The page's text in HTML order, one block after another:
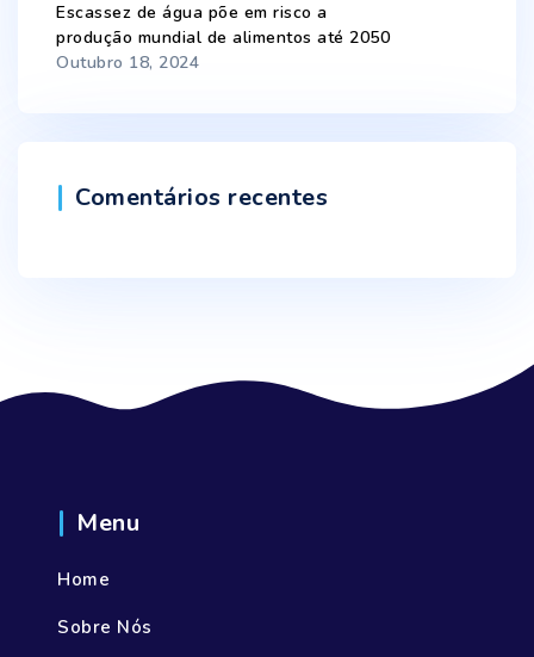
Escassez de água põe em risco a
produção mundial de alimentos até 2050
Outubro 18, 2024
Comentários recentes
Menu
Home
Sobre Nós